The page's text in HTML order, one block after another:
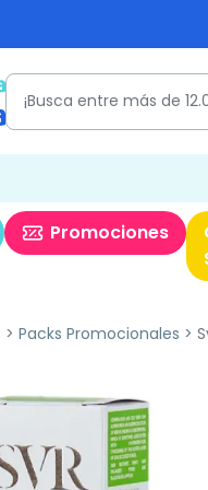
Promociones
Packs Promocionales